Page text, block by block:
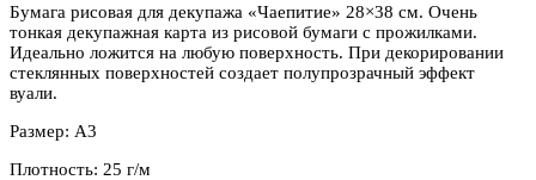
Бумага рисовая для декупажа «Чаепитие» 28×38 см. Очень
тонкая декупажная карта из рисовой бумаги с прожилками.
Идеально ложится на любую поверхность. При декорировании
стеклянных поверхностей создает полупрозрачный эффект
вуали.
Размер: А3
Плотность: 25 г/м